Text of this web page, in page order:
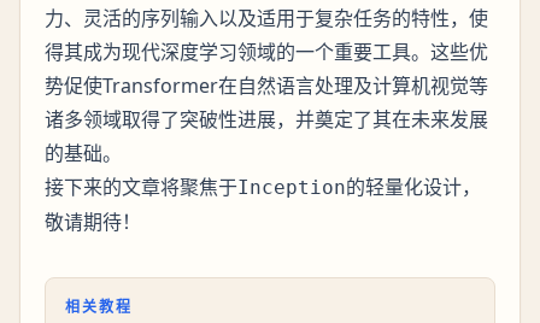
力、灵活的序列输入以及适用于复杂任务的特性，使
得其成为现代深度学习领域的一个重要工具。这些优
势促使Transformer在自然语言处理及计算机视觉等
诸多领域取得了突破性进展，并奠定了其在未来发展
的基础。
接下来的文章将聚焦于Inception的轻量化设计，
敬请期待！
相关教程